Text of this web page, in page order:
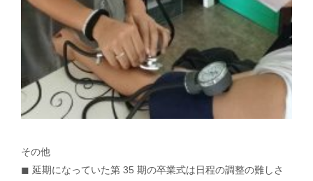
その他
◼ 延期になっていた第 35 期の卒業式は日程の調整の難しさ